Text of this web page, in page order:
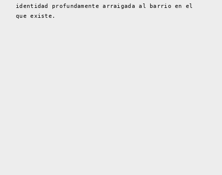
identidad profundamente arraigada al barrio en el
que existe.